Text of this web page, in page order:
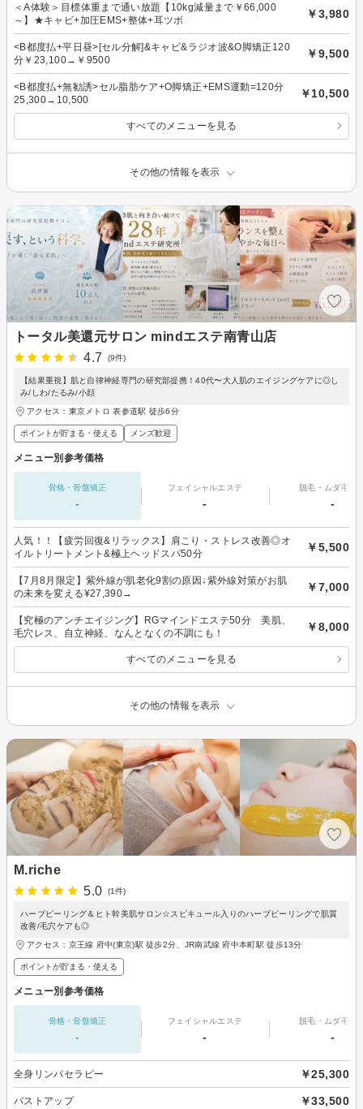
＜A体験＞目標体重まで通い放題【10kg減量まで￥66,000
～】★キャビ+加圧EMS+整体+耳ツボ
￥3,980
<B都度払+平日昼>[セル分解]&キャビ&ラジオ波&O脚矯正120
分￥23,100→￥9500
￥9,500
<B都度払+無勧誘>セル脂肪ケア+O脚矯正+EMS運動=120分
25,300→10,500
￥10,500
すべてのメニューを見る
その他の情報を表示
トータル美還元サロン mindエステ南青山店
4.7
(9件)
【結果重視】肌と自律神経専門の研究部提携！40代〜大人肌のエイジングケアに◎し
み/しわ/たるみ/小顔
アクセス：東京メトロ 表参道駅 徒歩6分
ポイントが貯まる・使える メンズ歓迎
メニュー別参考価格
骨格・骨盤矯正
-
フェイシャルエステ
-
脱毛・ムダ毛処
-
人気！！【疲労回復&リラックス】肩こり・ストレス改善◎オ
イルトリートメント&極上ヘッドスパ50分
￥5,500
【7月8月限定】紫外線が肌老化9割の原因↓紫外線対策がお肌
の未来を変える¥27,390→
￥7,000
【究極のアンチエイジング】RGマインドエステ50分 美肌、
毛穴レス、自立神経、なんとなくの不調にも！
￥8,000
すべてのメニューを見る
その他の情報を表示
M.riche
5.0
(1件)
ハーブピーリング＆ヒト幹美肌サロン☆スピキュール入りのハーブピーリングで肌質
改善/毛穴ケアも◎
アクセス：京王線 府中(東京)駅 徒歩2分、JR南武線 府中本町駅 徒歩13分
ポイントが貯まる・使える
メニュー別参考価格
骨格・骨盤矯正
-
フェイシャルエステ
-
脱毛・ムダ毛処
-
全身リンパセラピー ￥25,300
バストアップ ￥33,500